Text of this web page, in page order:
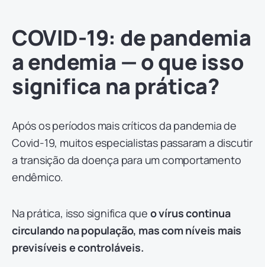
COVID-19: de pandemia
a endemia — o que isso
significa na prática?
Após os períodos mais críticos da pandemia de
Covid-19, muitos especialistas passaram a discutir
a transição da doença para um comportamento
endêmico.
Na prática, isso significa que o vírus continua
circulando na população, mas com níveis mais
previsíveis e controláveis.